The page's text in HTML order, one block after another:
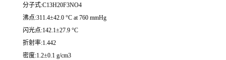
分子式:C13H20F3NO4
沸点:311.4±42.0 °C at 760 mmHg
闪光点:142.1±27.9 °C
折射率:1.442
密度:1.2±0.1 g/cm3